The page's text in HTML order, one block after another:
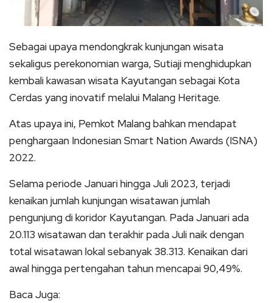
Sebagai upaya mendongkrak kunjungan wisata
sekaligus perekonomian warga, Sutiaji menghidupkan
kembali kawasan wisata Kayutangan sebagai Kota
Cerdas yang inovatif melalui Malang Heritage.
Atas upaya ini, Pemkot Malang bahkan mendapat
penghargaan Indonesian Smart Nation Awards (ISNA)
2022.
Selama periode Januari hingga Juli 2023, terjadi
kenaikan jumlah kunjungan wisatawan jumlah
pengunjung di koridor Kayutangan. Pada Januari ada
20.113 wisatawan dan terakhir pada Juli naik dengan
total wisatawan lokal sebanyak 38.313. Kenaikan dari
awal hingga pertengahan tahun mencapai 90,49%.
Baca Juga: